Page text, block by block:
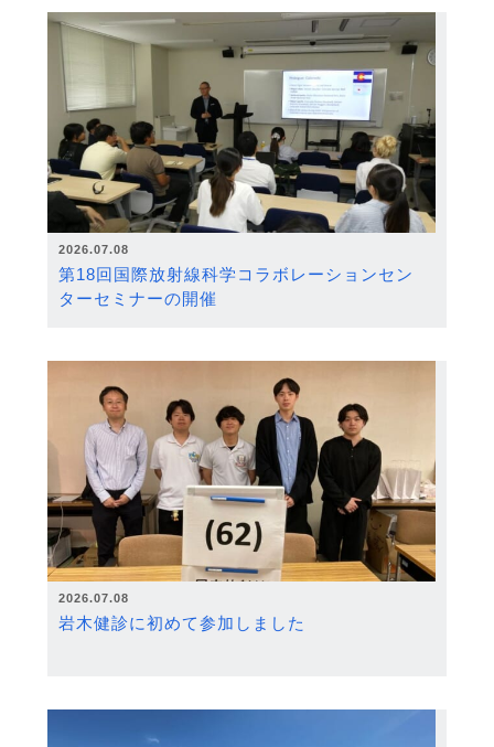
2026.07.08
第18回国際放射線科学コラボレーションセン
ターセミナーの開催
2026.07.08
岩木健診に初めて参加しました